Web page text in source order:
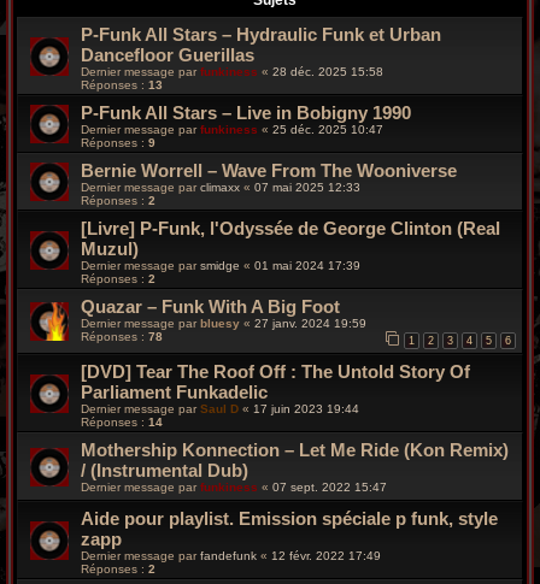
P-Funk All Stars – Hydraulic Funk et Urban
Dancefloor Guerillas
Dernier message par funkiness « 28 déc. 2025 15:58
Réponses : 13
P-Funk All Stars – Live in Bobigny 1990
Dernier message parfunkiness « 25 déc. 2025 10:47
Réponses : 9
Bernie Worrell – Wave From The Wooniverse
Dernier message par climaxx « 07 mai 2025 12:33
Réponses : 2
[Livre] P-Funk, l'Odyssée de George Clinton (Real
Muzul)
Dernier message par smidge « 01 mai 2024 17:39
Réponses : 2
Quazar – Funk With A Big Foot
Dernier message par bluesy « 27 janv. 2024 19:59
Réponses : 78 1 2 3 4 5 6
[DVD] Tear The Roof Off : The Untold Story Of
Parliament Funkadelic
Dernier message par Saul D « 17 juin 2023 19:44
Réponses : 14
Mothership Konnection – Let Me Ride (Kon Remix)
/ (Instrumental Dub)
Dernier message par funkiness « 07 sept. 2022 15:47
Aide pour playlist. Emission spéciale p funk, style
zapp
Dernier message par fandefunk « 12 févr. 2022 17:49
Réponses : 2